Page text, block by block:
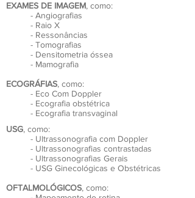
EXAMES DE IMAGEM, como:
- Angiografias
- Raio X
- Ressonâncias
- Tomografias
- Densitometria óssea
- Mamografia
ECOGRÁFIAS, como:
- Eco Com Doppler
- Ecografia obstétrica
- Ecografia transvaginal
USG, como:
- Ultrassonografia com Doppler
- Ultrassonografias contrastadas
- Ultrassonografias Gerais
- USG Ginecológicas e Obstétricas
OFTALMOLÓGICOS, como: